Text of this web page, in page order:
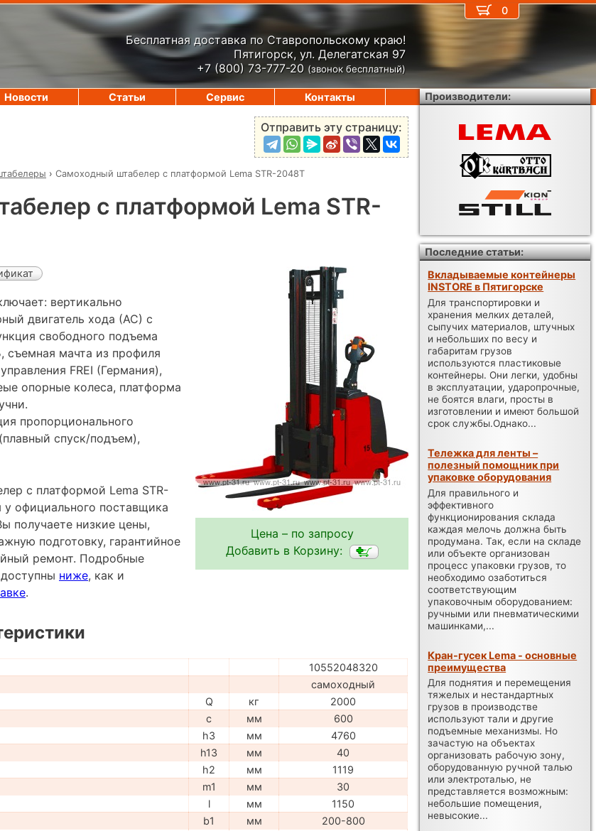
Бесплатная доставка по Ставропольскому краю!
Пятигорск, ул. Делегатская 97
+7 (800) 73-777-20 (звонок бесплатный)
Отправить эту страницу:
› Самоходный штабелер с платформой Lema STR-2048T
с платформой Lema STR-
Цена – по запросу
Добавить в Корзину:
вертикально
двигатель хода (АС) с
свободного подъема
мачта из профиля
FREI (Германия),
опорные колеса, платформа
пропорционального
спуск/подъем),
с платформой Lema STR-
официального поставщика
низкие цены,
подготовку, гарантийное
ремонт. Подробные
ниже, как и
.
10552048320
самоходный
Q кг
2000
c мм
600
h3 мм
4760
h13 мм
40
h2 мм
1119
m1 мм
30
l мм
1150
b1 мм
200-800
0
Новости Статьи Сервис Контакты Производители:
Последние статьи:
Вкладываемые контейнеры
INSTORE в Пятигорске
Для транспортировки и
хранения мелких деталей,
сыпучих материалов, штучных
и небольших по весу и
габаритам грузов
используются пластиковые
контейнеры. Они легки, удобны
в эксплуатации, ударопрочные,
не боятся влаги, просты в
изготовлении и имеют большой
срок службы.Однако...
Тележка для ленты –
полезный помощник при
упаковке оборудования
Для правильного и
эффективного
функционирования склада
каждая мелочь должна быть
продумана. Так, если на складе
или объекте организован
процесс упаковки грузов, то
необходимо озаботиться
соответствующим
упаковочным оборудованием:
ручными или пневматическими
машинками,...
Кран-гусек Lema - основные
преимущества
Для поднятия и перемещения
тяжелых и нестандартных
грузов в производстве
используют тали и другие
подъемные механизмы. Но
зачастую на объектах
организовать рабочую зону,
оборудованную ручной талью
или электроталью, не
представляется возможным:
небольшие помещения,
невысокие...